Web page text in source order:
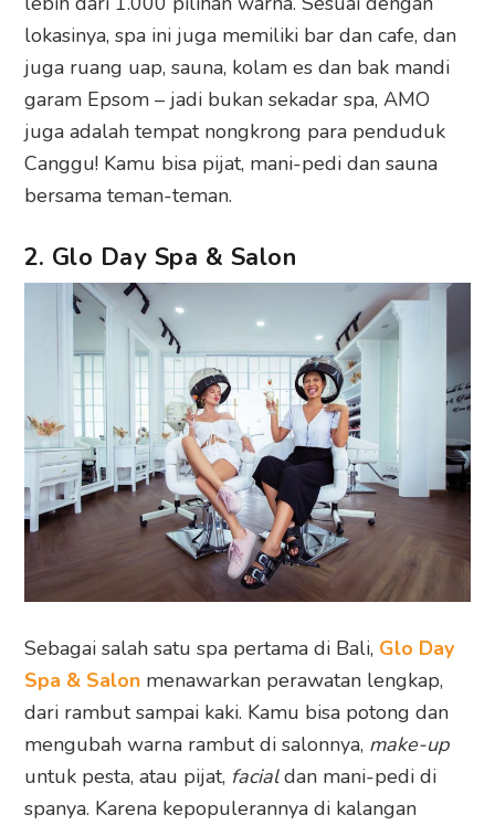
lokasinya, spa ini juga memiliki bar dan cafe, dan
juga ruang uap, sauna, kolam es dan bak mandi
garam Epsom – jadi bukan sekadar spa, AMO
juga adalah tempat nongkrong para penduduk
Canggu! Kamu bisa pijat, mani-pedi dan sauna
bersama teman-teman.
2. Glo Day Spa & Salon
Sebagai salah satu spa pertama di Bali, Glo Day
Spa & Salon menawarkan perawatan lengkap,
dari rambut sampai kaki. Kamu bisa potong dan
mengubah warna rambut di salonnya, make-up
untuk pesta, atau pijat, facialdan mani-pedi di
spanya. Karena kepopulerannya di kalangan